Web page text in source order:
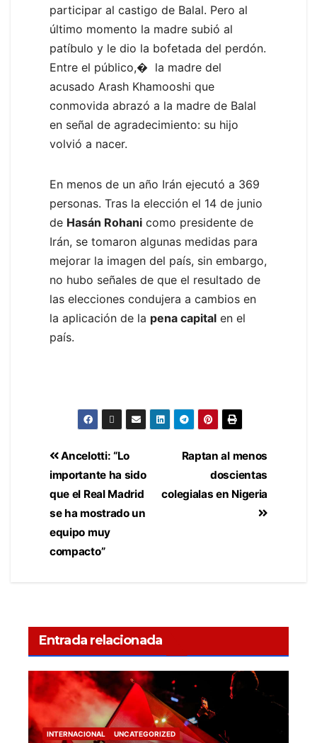
participar al castigo de Balal. Pero al
último momento la madre subió al
patíbulo y le dio la bofetada del perdón.
Entre el público,� la madre del
acusado Arash Khamooshi que
conmovida abrazó a la madre de Balal
en señal de agradecimiento: su hijo
volvió a nacer.
En menos de un año Irán ejecutó a 369
personas. Tras la elección el 14 de junio
de Hasán Rohani como presidente de
Irán, se tomaron algunas medidas para
mejorar la imagen del país, sin embargo,
no hubo señales de que el resultado de
las elecciones condujera a cambios en
la aplicación de la pena capital en el
país.
Raptan al menos
doscientas
colegialas en Nigeria
Ancelotti: “Lo
importante ha sido
que el Real Madrid
se ha mostrado un
equipo muy
compacto”
Entrada relacionada
INTERNACIONAL UNCATEGORIZED